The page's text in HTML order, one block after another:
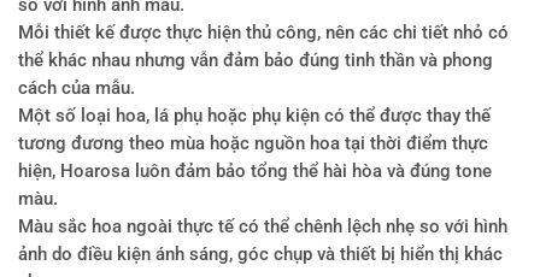
so với hình ảnh mẫu.
Mỗi thiết kế được thực hiện thủ công, nên các chi tiết nhỏ có
thể khác nhau nhưng vẫn đảm bảo đúng tinh thần và phong
cách của mẫu.
Một số loại hoa, lá phụ hoặc phụ kiện có thể được thay thế
tương đương theo mùa hoặc nguồn hoa tại thời điểm thực
hiện, Hoarosa luôn đảm bảo tổng thể hài hòa và đúng tone
màu.
Màu sắc hoa ngoài thực tế có thể chênh lệch nhẹ so với hình
ảnh do điều kiện ánh sáng, góc chụp và thiết bị hiển thị khác